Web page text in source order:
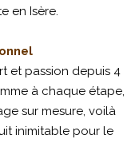
en Isère.
et passion depuis 4
à chaque étape,
sur mesure, voilà
inimitable pour le